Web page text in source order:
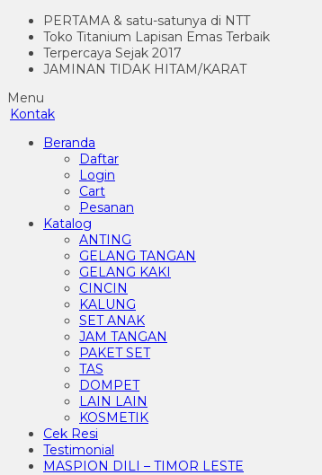
PERTAMA & satu-satunya di NTT
Toko Titanium Lapisan Emas Terbaik
Terpercaya Sejak 2017
JAMINAN TIDAK HITAM/KARAT
Menu
Kontak
Beranda
Daftar
Login
Cart
Pesanan
Katalog
ANTING
GELANG TANGAN
GELANG KAKI
CINCIN
KALUNG
SET ANAK
JAM TANGAN
PAKET SET
TAS
DOMPET
LAIN LAIN
KOSMETIK
Cek Resi
Testimonial
MASPION DILI – TIMOR LESTE